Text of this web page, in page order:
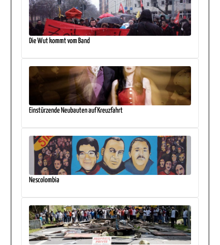
Die Wut kommt vom Band
Einstürzende Neubauten auf Kreuzfahrt
Nescolombia